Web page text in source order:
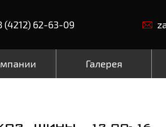
(4212) 62-63-09
Галерея